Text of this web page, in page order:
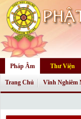
Pháp Âm Thư Viện
Trang Chủ Vĩnh Nghiêm